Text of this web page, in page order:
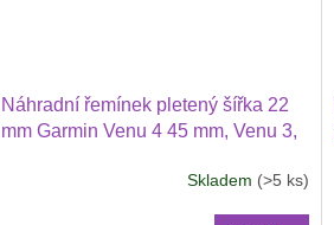
Náhradní řemínek pletený šířka 22
mm Garmin Venu 4 45 mm, Venu 3,
PRO Xiaomi GTR 47 mm a další
Skladem (>5 ks)